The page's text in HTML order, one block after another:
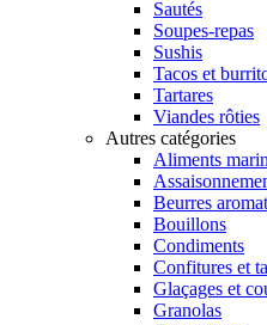
Sautés
Soupes-repas
Sushis
Tacos et
Tartares
Viandes rôties
Autres catégories
Aliments
Beurres
Bouillons
Condiments
Confitures et
Glaçages et
Granolas